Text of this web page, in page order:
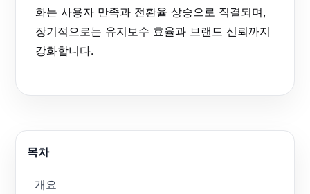
화는 사용자 만족과 전환율 상승으로 직결되며,
장기적으로는 유지보수 효율과 브랜드 신뢰까지
강화합니다.
목차
개요